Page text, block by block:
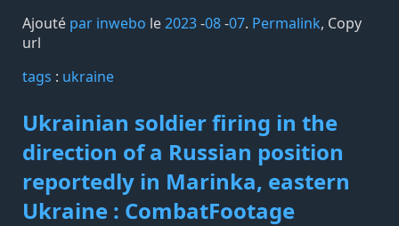
Ajouté par inwebo le2023-08-07. Permalink, Copy
url
tags️ : ukraine
Ukrainian soldier firing in the
direction of a Russian position
reportedly in Marinka, eastern
Ukraine : CombatFootage